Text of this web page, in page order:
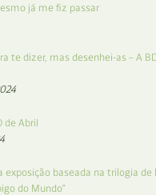
já me fiz passar
te dizer, mas desenhei-as – A
de Abril
exposição baseada na trilogia de
do Mundo”